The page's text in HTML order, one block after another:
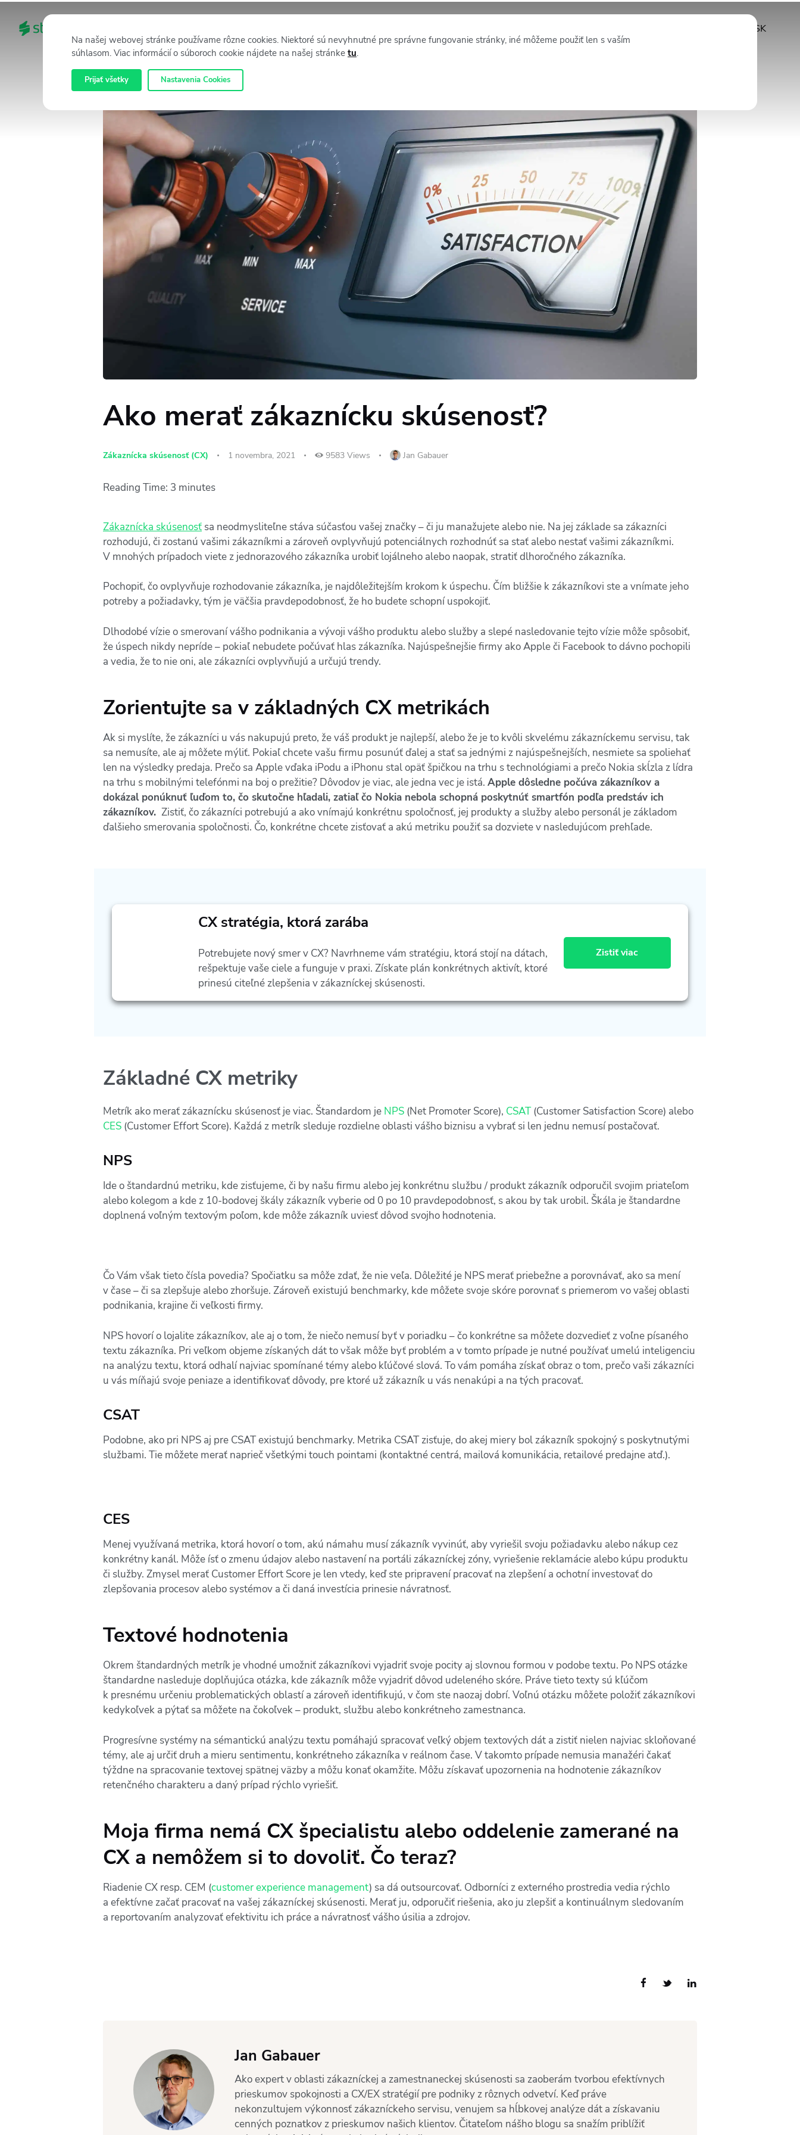
SK
Ako merať zákaznícku skúsenosť?
Zákaznícka skúsenosť (CX) 1 novembra, 2021 9583 Views Jan Gabauer
Reading Time: 3 minutes
Zákaznícka skúsenosť sa neodmysliteľne stáva súčasťou vašej značky – či ju manažujete alebo nie. Na jej základe sa zákazníci
rozhodujú, či zostanú vašimi zákazníkmi a zároveň ovplyvňujú potenciálnych rozhodnúť sa stať alebo nestať vašimi zákazníkmi.
V mnohých prípadoch viete z jednorazového zákazníka urobiť lojálneho alebo naopak, stratiť dlhoročného zákazníka.
Pochopiť, čo ovplyvňuje rozhodovanie zákazníka, je najdôležitejším krokom k úspechu. Čím bližšie k zákazníkovi ste a vnímate jeho
potreby a požiadavky, tým je väčšia pravdepodobnosť, že ho budete schopní uspokojiť.
Dlhodobé vízie o smerovaní vášho podnikania a vývoji vášho produktu alebo služby a slepé nasledovanie tejto vízie môže spôsobiť,
že úspech nikdy nepríde – pokiaľ nebudete počúvať hlas zákazníka. Najúspešnejšie firmy ako Apple či Facebook to dávno pochopili
a vedia, že to nie oni, ale zákazníci ovplyvňujú a určujú trendy.
Zorientujte sa v základných CX metrikách
Ak si myslíte, že zákazníci u vás nakupujú preto, že váš produkt je najlepší, alebo že je to kvôli skvelému zákazníckemu servisu, tak
sa nemusíte, ale aj môžete mýliť. Pokiaľ chcete vašu firmu posunúť ďalej a stať sa jednými z najúspešnejších, nesmiete sa spoliehať
len na výsledky predaja. Prečo sa Apple vďaka iPodu a iPhonu stal opäť špičkou na trhu s technológiami a prečo Nokia skĺzla z lídra
na trhu s mobilnými telefónmi na boj o prežitie? Dôvodov je viac, ale jedna vec je istá. Apple dôsledne počúva zákazníkov a
dokázal ponúknuť ľuďom to, čo skutočne hľadali, zatiaľ čo Nokia nebola schopná poskytnúť smartfón podľa predstáv ich
zákazníkov. Zistiť, čo zákazníci potrebujú a ako vnímajú konkrétnu spoločnosť, jej produkty a služby alebo personál je základom
ďalšieho smerovania spoločnosti. Čo, konkrétne chcete zisťovať a akú metriku použiť sa dozviete v nasledujúcom prehľade.
CX stratégia, ktorá zarába
Potrebujete nový smer v CX? Navrhneme vám stratégiu, ktorá stojí na dátach,
rešpektuje vaše ciele a funguje v praxi. Získate plán konkrétnych aktivít, ktoré
prinesú citeľné zlepšenia v zákazníckej skúsenosti.
Zistiť viac
Základné CX metriky
Metrík ako merať zákaznícku skúsenosť je viac. Štandardom je NPS (Net Promoter Score), CSAT(Customer Satisfaction Score) alebo
CES (Customer Effort Score). Každá z metrík sleduje rozdielne oblasti vášho biznisu a vybrať si len jednu nemusí postačovať.
NPS
Ide o štandardnú metriku, kde zisťujeme, či by našu firmu alebo jej konkrétnu službu / produkt zákazník odporučil svojim priateľom
alebo kolegom a kde z 10-bodovej škály zákazník vyberie od 0 po 10 pravdepodobnosť, s akou by tak urobil. Škála je štandardne
doplnená voľným textovým poľom, kde môže zákazník uviesť dôvod svojho hodnotenia.
Čo Vám však tieto čísla povedia? Spočiatku sa môže zdať, že nie veľa. Dôležité je NPS merať priebežne a porovnávať, ako sa mení
v čase – či sa zlepšuje alebo zhoršuje. Zároveň existujú benchmarky, kde môžete svoje skóre porovnať s priemerom vo vašej oblasti
podnikania, krajine či veľkosti firmy.
NPS hovorí o lojalite zákazníkov, ale aj o tom, že niečo nemusí byť v poriadku – čo konkrétne sa môžete dozvedieť z voľne písaného
textu zákazníka. Pri veľkom objeme získaných dát to však môže byť problém a v tomto prípade je nutné používať umelú inteligenciu
na analýzu textu, ktorá odhalí najviac spomínané témy alebo kľúčové slová. To vám pomáha získať obraz o tom, prečo vaši zákazníci
u vás míňajú svoje peniaze a identifikovať dôvody, pre ktoré už zákazník u vás nenakúpi a na tých pracovať.
CSAT
Podobne, ako pri NPS aj pre CSAT existujú benchmarky. Metrika CSAT zisťuje, do akej miery bol zákazník spokojný s poskytnutými
službami. Tie môžete merať naprieč všetkými touch pointami (kontaktné centrá, mailová komunikácia, retailové predajne atď.).
CES
Menej využívaná metrika, ktorá hovorí o tom, akú námahu musí zákazník vyvinúť, aby vyriešil svoju požiadavku alebo nákup cez
konkrétny kanál. Môže ísť o zmenu údajov alebo nastavení na portáli zákazníckej zóny, vyriešenie reklamácie alebo kúpu produktu
či služby. Zmysel merať Customer Effort Score je len vtedy, keď ste pripravení pracovať na zlepšení a ochotní investovať do
zlepšovania procesov alebo systémov a či daná investícia prinesie návratnosť.
Textové hodnotenia
Okrem štandardných metrík je vhodné umožniť zákazníkovi vyjadriť svoje pocity aj slovnou formou v podobe textu. Po NPS otázke
štandardne nasleduje doplňujúca otázka, kde zákazník môže vyjadriť dôvod udeleného skóre. Práve tieto texty sú kľúčom
k presnému určeniu problematických oblastí a zároveň identifikujú, v čom ste naozaj dobrí. Voľnú otázku môžete položiť zákazníkovi
kedykoľvek a pýtať sa môžete na čokoľvek – produkt, službu alebo konkrétneho zamestnanca.
Progresívne systémy na sémantickú analýzu textu pomáhajú spracovať veľký objem textových dát a zistiť nielen najviac skloňované
témy, ale aj určiť druh a mieru sentimentu, konkrétneho zákazníka v reálnom čase. V takomto prípade nemusia manažéri čakať
týždne na spracovanie textovej spätnej väzby a môžu konať okamžite. Môžu získavať upozornenia na hodnotenie zákazníkov
retenčného charakteru a daný prípad rýchlo vyriešiť.
Moja firma nemá CX špecialistu alebo oddelenie zamerané na
CX a nemôžem si to dovoliť. Čo teraz?
Riadenie CX resp. CEM (customer experience management) sa dá outsourcovať. Odborníci z externého prostredia vedia rýchlo
a efektívne začať pracovať na vašej zákazníckej skúsenosti. Merať ju, odporučiť riešenia, ako ju zlepšiť a kontinuálnym sledovaním
a reportovaním analyzovať efektivitu ich práce a návratnosť vášho úsilia a zdrojov.
Jan Gabauer
Ako expert v oblasti zákazníckej a zamestnaneckej skúsenosti sa zaoberám tvorbou efektívnych
prieskumov spokojnosti a CX/EX stratégií pre podniky z rôznych odvetví. Keď práve
nekonzultujem výkonnosť zákazníckeho servisu, venujem sa hĺbkovej analýze dát a získavaniu
cenných poznatkov z prieskumov našich klientov. Čitateľom nášho blogu sa snažím priblížiť
Na našej webovej stránke používame rôzne cookies. Niektoré sú nevyhnutné pre správne fungovanie stránky, iné môžeme použiť len s vaším
súhlasom. Viac informácií o súboroch cookie nájdete na našej stránke tu.
Prijať všetky Nastavenia Cookies